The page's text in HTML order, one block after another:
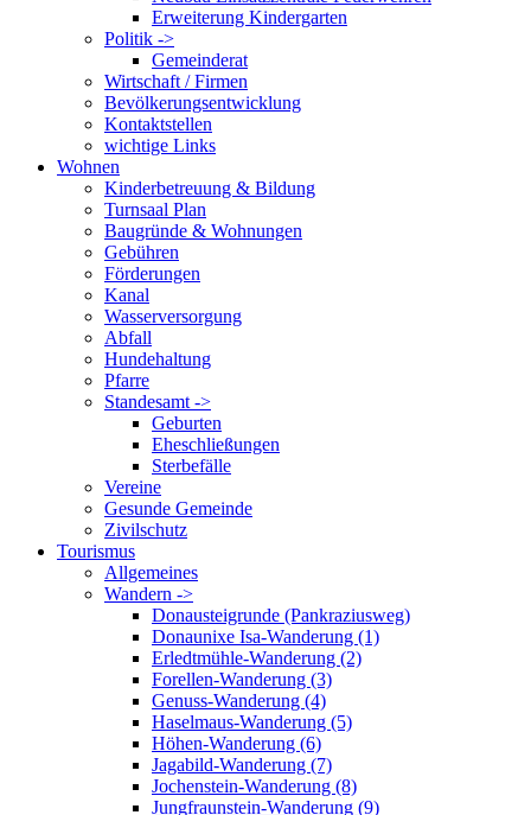
Erweiterung Kindergarten
Politik ->
Gemeinderat
Wirtschaft / Firmen
Bevölkerungsentwicklung
Kontaktstellen
wichtige Links
Wohnen
Kinderbetreuung & Bildung
Turnsaal Plan
Baugründe & Wohnungen
Gebühren
Förderungen
Kanal
Wasserversorgung
Abfall
Hundehaltung
Pfarre
Standesamt ->
Geburten
Eheschließungen
Sterbefälle
Vereine
Gesunde Gemeinde
Zivilschutz
Tourismus
Allgemeines
Wandern ->
Donausteigrunde (Pankraziusweg)
Donaunixe Isa-Wanderung (1)
Erledtmühle-Wanderung (2)
Forellen-Wanderung (3)
Genuss-Wanderung (4)
Haselmaus-Wanderung (5)
Höhen-Wanderung (6)
Jagabild-Wanderung (7)
Jochenstein-Wanderung (8)
Jungfraunstein-Wanderung (9)